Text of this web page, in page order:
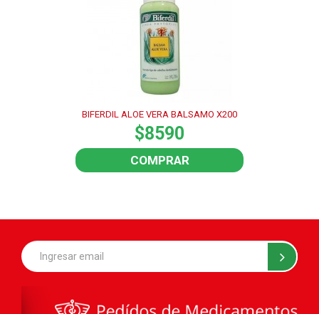
BIFERDIL ALOE VERA BALSAMO X200
$8590
COMPRAR